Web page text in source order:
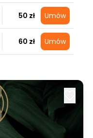
50 zł Umów
60 zł Umów